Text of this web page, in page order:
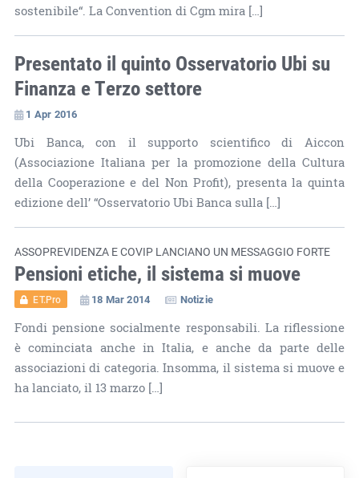
sostenibile“. La Convention di Cgm mira […]
Presentato il quinto Osservatorio Ubi su
Finanza e Terzo settore
1 Apr 2016
Ubi Banca, con il supporto scientifico di Aiccon
(Associazione Italiana per la promozione della Cultura
della Cooperazione e del Non Profit), presenta la quinta
edizione dell’ “Osservatorio Ubi Banca sulla […]
ASSOPREVIDENZA E COVIP LANCIANO UN MESSAGGIO FORTE
Pensioni etiche, il sistema si muove
ET.Pro 18 Mar 2014 Notizie
Fondi pensione socialmente responsabili. La riflessione
è cominciata anche in Italia, e anche da parte delle
associazioni di categoria. Insomma, il sistema si muove e
ha lanciato, il 13 marzo […]